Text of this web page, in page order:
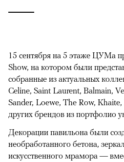
15 сентября на 5 этаже ЦУМа
Show, на котором были
собранные из актуальных
Celine, Saint Laurent, Balmain,
Sander, Loewe, The Row,
других брендов из портфолио
Декорации павильона были
необработанного бетона,
искусственного мрамора —